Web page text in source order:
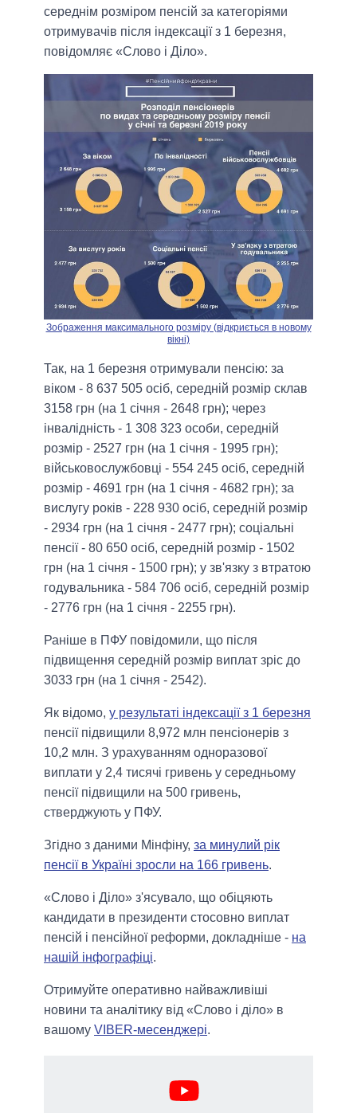
середнім розміром пенсій за категоріями
отримувачів після індексації з 1 березня,
повідомляє «Слово і Діло».
Зображення максимального розміру (відкриється в новому
вікні)
Так, на 1 березня отримували пенсію: за
віком - 8 637 505 осіб, середній розмір склав
3158 грн (на 1 січня - 2648 грн); через
інвалідність - 1 308 323 особи, середній
розмір - 2527 грн (на 1 січня - 1995 грн);
військовослужбовці - 554 245 осіб, середній
розмір - 4691 грн (на 1 січня - 4682 грн); за
вислугу років - 228 930 осіб, середній розмір
- 2934 грн (на 1 січня - 2477 грн); соціальні
пенсії - 80 650 осіб, середній розмір - 1502
грн (на 1 січня - 1500 грн); у зв'язку з втратою
годувальника - 584 706 осіб, середній розмір
- 2776 грн (на 1 січня - 2255 грн).
Раніше в ПФУ повідомили, що після
підвищення середній розмір виплат зріс до
3033 грн (на 1 січня - 2542).
Як відомо, у результаті індексації з 1 березня
пенсії підвищили 8,972 млн пенсіонерів з
10,2 млн. З урахуванням одноразової
виплати у 2,4 тисячі гривень у середньому
пенсії підвищили на 500 гривень,
стверджують у ПФУ.
Згідно з даними Мінфіну, за минулий рік
пенсії в Україні зросли на 166 гривень.
«Слово і Діло» з'ясувало, що обіцяють
кандидати в президенти стосовно виплат
пенсій і пенсійної реформи, докладніше - на
нашій інфографіці.
Отримуйте оперативно найважливіші
новини та аналітику від «Слово і діло» в
вашому VIBER-месенджері.